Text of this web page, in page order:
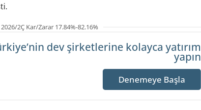
2Ç Kar/Zarar 17.84%-82.16%
dev şirketlerine kolayca yatırım
yapın
Denemeye Başla